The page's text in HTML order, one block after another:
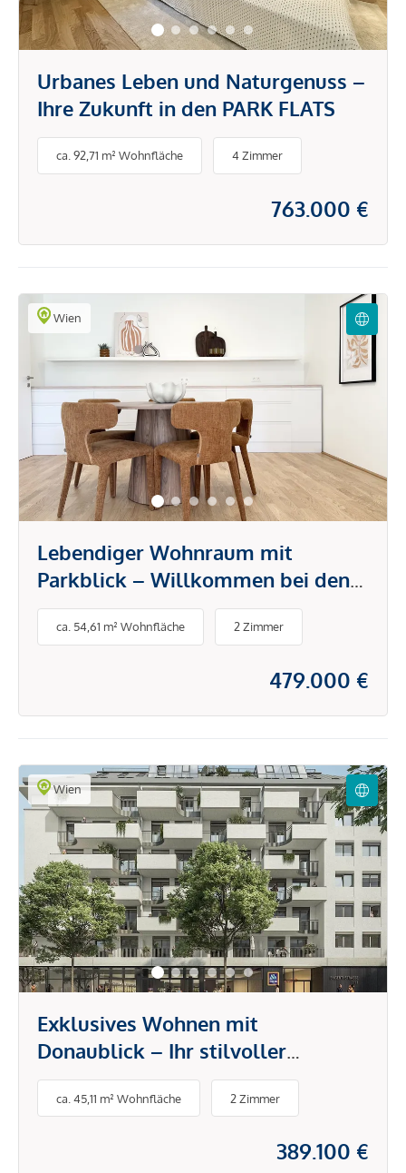
Urbanes Leben und Naturgenuss –
Ihre Zukunft in den PARK FLATS
ca. 92,71 m² Wohnfläche 4 Zimmer
763.000 €
Wien
Lebendiger Wohnraum mit
Parkblick – Willkommen bei den
PARK FLATS
ca. 54,61 m² Wohnfläche 2 Zimmer
479.000 €
Wien
Exklusives Wohnen mit
Donaublick – Ihr stilvoller
Rückzugsort in der Stadt
ca. 45,11 m² Wohnfläche 2 Zimmer
389.100 €